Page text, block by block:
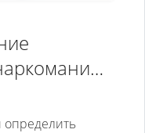
определить